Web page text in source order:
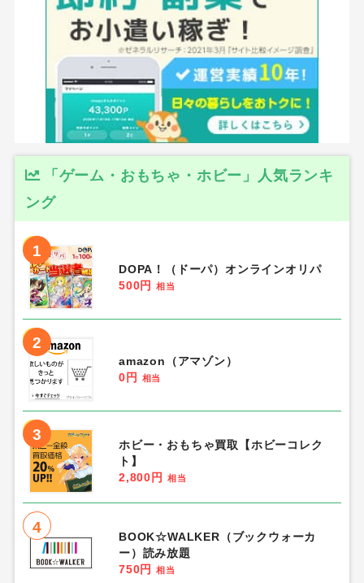
「ゲーム・おもちゃ・ホビー」人気ランキ
ング
1
DOPA！（ドーパ）オンラインオリパ
500円
相当
2
amazon（アマゾン）
0円
相当
3
ホビー・おもちゃ買取【ホビーコレク
ト】
2,800円
相当
4
BOOK☆WALKER（ブックウォーカ
ー）読み放題
750円
相当